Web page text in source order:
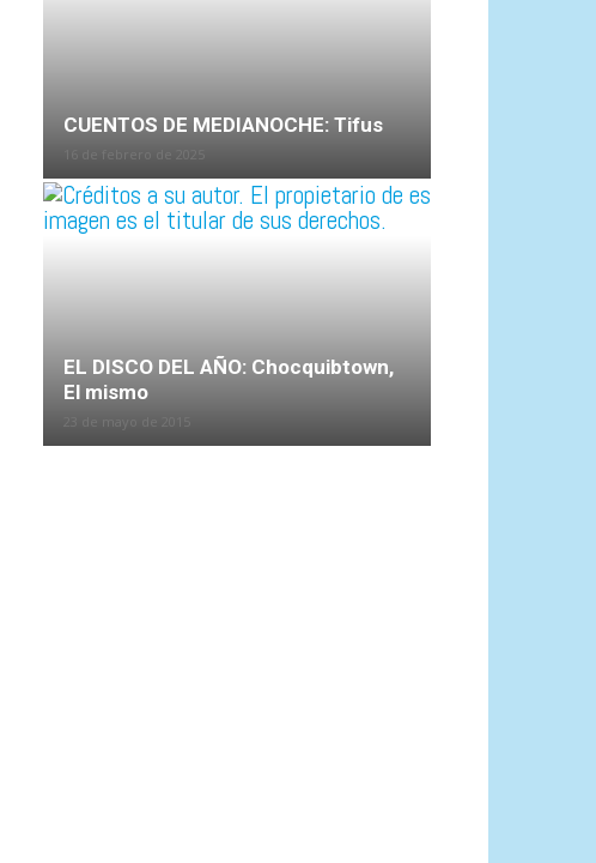
CUENTOS DE MEDIANOCHE: Tifus
EL DISCO DEL AÑO: Chocquibtown,
El mismo